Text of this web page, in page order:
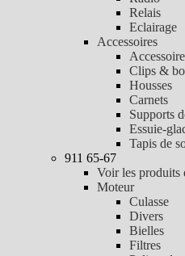
Relais
Eclairage
Accessoires
Clips &
Housses
Carnets
Supports
Essuie-
Tapis de
911 65-67
Voir les produits
Moteur
Culasse
Divers
Bielles
Filtres